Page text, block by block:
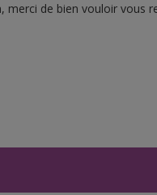
de bien vouloir vous